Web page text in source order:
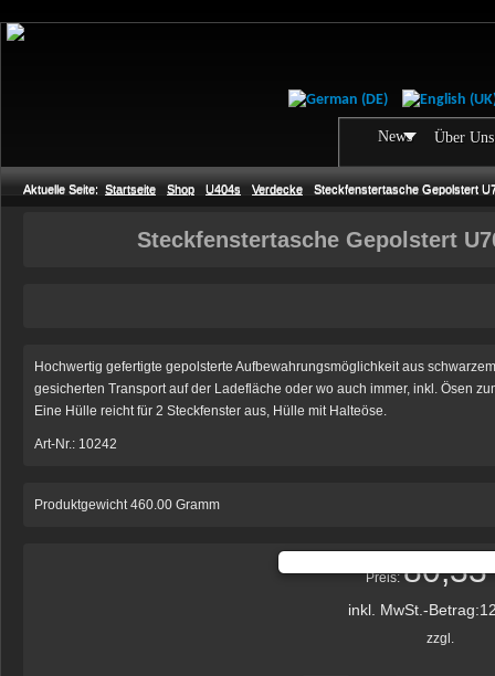
News Über Uns
Aktuelle Seite: Startseite Shop U404s Verdecke Steckfenstertasche Gepolstert
Steckfenstertasche Gepolstert
Hochwertig gefertigte gepolsterte Aufbewahrungsmöglichkeit aus
gesicherten Transport auf der Ladefläche oder wo auch immer, inkl. Ösen
Eine Hülle reicht für 2 Steckfenster aus, Hülle mit Halteöse.
Art-Nr.: 10242
Produktgewicht 460.00 Gramm
Preis:80,33
inkl. MwSt.-Betrag:
zzgl.